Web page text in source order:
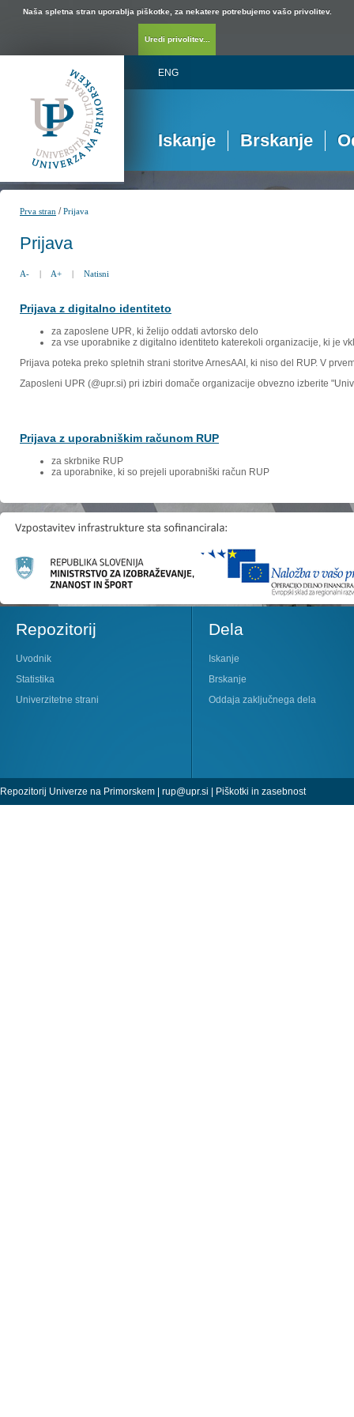
Naša spletna stran uporablja piškotke, za nekatere potrebujemo vašo privolitev.
Uredi privolitev...
ENG
Iskanje Brskanje
Prva stran /Prijava
Prijava
A- | A+ | Natisni
Prijava z digitalno identiteto
za zaposlene UPR, ki želijo oddati avtorsko delo
za vse uporabnike z digitalno identiteto katerekoli organizacije, ki je
Prijava poteka preko spletnih strani storitve ArnesAAI, ki niso del RUP. V
Zaposleni UPR (@upr.si) pri izbiri domače organizacije obvezno izberite
Prijava z uporabniškim računom RUP
za skrbnike RUP
za uporabnike, ki so prejeli uporabniški račun RUP
Repozitorij
Uvodnik
Statistika
Univerzitetne strani
Dela
Iskanje
Brskanje
Oddaja zaključnega dela
Repozitorij Univerze na Primorskem | rup@upr.si | Piškotki in zasebnost